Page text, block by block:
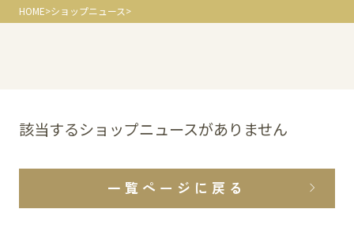
Rinto
ショップニュース
HOME ショップニュース
該当するショップニュースがありません
一覧ページに戻る